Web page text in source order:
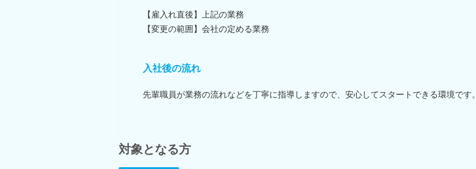
【雇入れ直後】上記の業務
【変更の範囲】会社の定める業務
入社後の流れ
先輩職員が業務の流れなどを丁寧に指導しますので、安心してスタートできる環境です。
対象となる方